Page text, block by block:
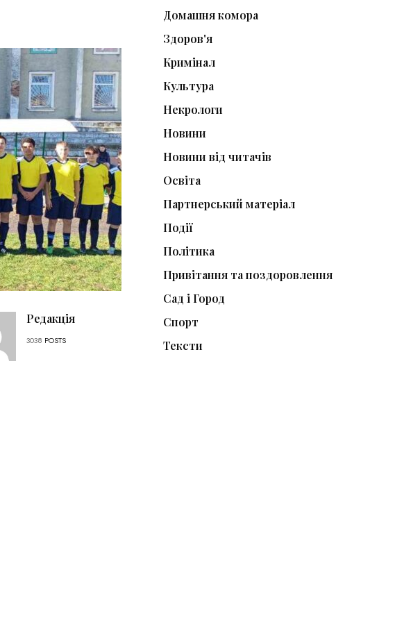
Редакція
3038 POSTS
Домашня комора
Здоров'я
Кримінал
Культура
Некрологи
Новини
Новини від читачів
Освіта
Партнерський матеріал
Події
Політика
Привітання та поздоровлення
Сад і Город
Спорт
Тексти